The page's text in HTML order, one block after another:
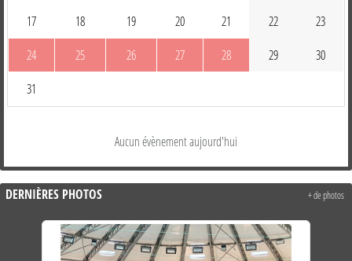
17 18 19 20 21 22 23
24 25 26 27 28 29 30
31
Aucun évènement aujourd'hui
DERNIÈRES PHOTOS + de photos